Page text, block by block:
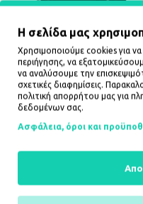
Ottocast OTTOAIBOX P3
Pro Ασύρματος
προσαρμογέας Android
269,01€
ΚΑΛΆΘΙ
Η σελίδα μας
Χρησιμοποιούμε cookies για
περιήγησης, να
να αναλύσουμε την
σχετικές διαφημίσεις.
πολιτική απορρήτου μας για
δεδομένων σας.
Ασφάλεια, όροι και